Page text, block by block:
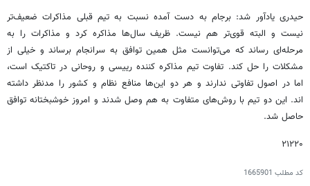
حیدری یادآور شد: برجام به دست آمده نسبت به تیم قبلی مذاکرات ضعیف‌تر
نیست و البته قوی‌تر هم نیست. ظریف سال‌ها مذاکره کرد و مذاکرات را به
مرحله‌ای رساند که می‌توانست مثل همین توافق به سرانجام برساند و خیلی از
مشکلات را حل کند. تفاوت تیم مذاکره کننده رییسی و روحانی در تاکتیک است،
اما در اصول تفاوتی ندارند و هر دو این‌ها منافع نظام و کشور را مدنظر داشته
اند. این دو تیم با روش‌های متفاوت به هم وصل شدند و امروز خوشبختانه توافق
حاصل شد.
۲۱۲۲۰
کد مطلب 1665901